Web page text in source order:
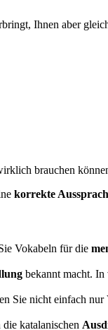
Ihnen aber
brauchen
korrekte
Vokabeln für die
bekannt macht.
Sie nicht einfach
die katalanischen